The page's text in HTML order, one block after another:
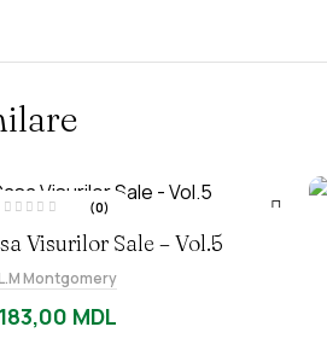
v
a
u
a
t
(0)
Visurilor Sale – Vol.5
Montgomery
183,00 MDL